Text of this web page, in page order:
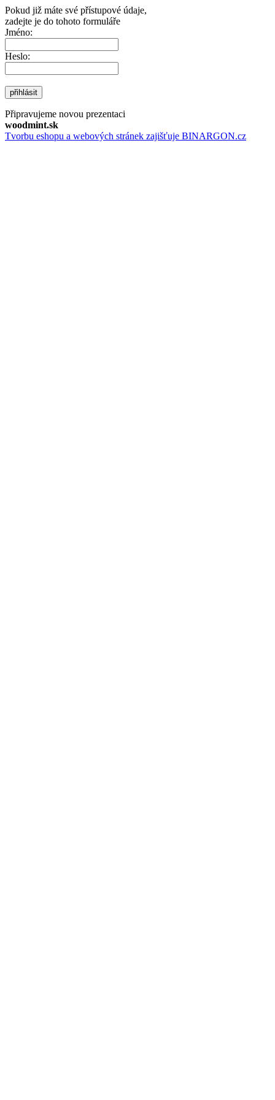
Pokud již máte své přístupové údaje,
zadejte je do tohoto formuláře
Jméno:
Heslo:
přihlásit
Připravujeme novou prezentaci
woodmint.sk
Tvorbu eshopu a webových stránek zajišťuje BINARGON.cz